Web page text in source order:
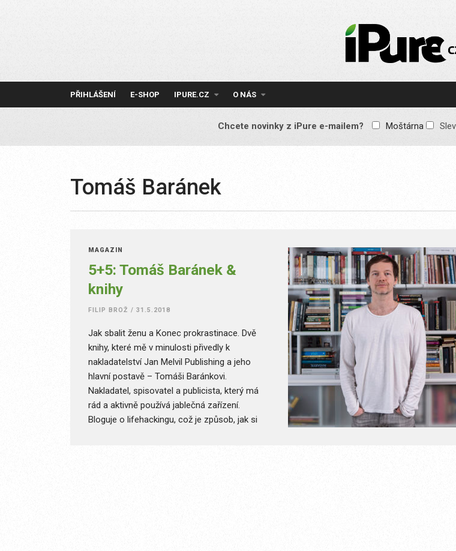
Prémiový Apple e-
reklamy, žádné
obsah pro všechny
PŘIHLÁŠENÍ E-SHOP IPURE.CZ O NÁS
Chcete novinky z iPure e-mailem? Moštárna
Tomáš Baránek
MAGAZÍN
5+5: Tomáš Baránek &
knihy
FILIP BROŽ / 31.5.2018
Jak sbalit ženu a Konec prokrastinace. Dvě
knihy, které mě v minulosti přivedly k
nakladatelství Jan Melvil Publishing a jeho
hlavní postavě – Tomáši Baránkovi.
Nakladatel, spisovatel a publicista, který má
rád a aktivně používá jablečná zařízení.
Bloguje o lifehackingu, což je způsob, jak si